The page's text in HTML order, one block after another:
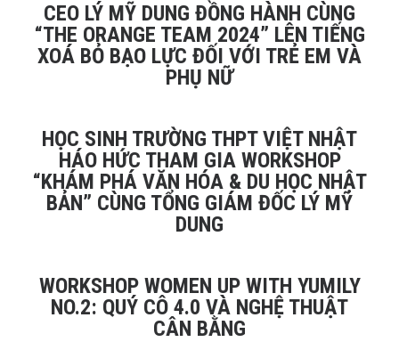
CEO LÝ MỸ DUNG ĐỒNG HÀNH CÙNG
“THE ORANGE TEAM 2024” LÊN TIẾNG
XOÁ BỎ BẠO LỰC ĐỐI VỚI TRẺ EM VÀ
PHỤ NỮ
HỌC SINH TRƯỜNG THPT VIỆT NHẬT
HÁO HỨC THAM GIA WORKSHOP
“KHÁM PHÁ VĂN HÓA & DU HỌC NHẬT
BẢN” CÙNG TỔNG GIÁM ĐỐC LÝ MỸ
DUNG
WORKSHOP WOMEN UP WITH YUMILY
NO.2: QUÝ CÔ 4.0 VÀ NGHỆ THUẬT
CÂN BẰNG